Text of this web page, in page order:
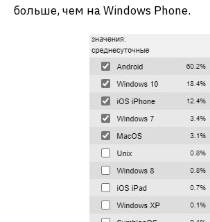
больше, чем на Windows Phone.